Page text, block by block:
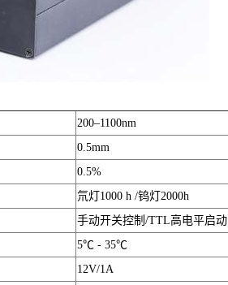
200–1100nm
0.5mm
0.5%
氘灯1000 h /钨灯2000h
手动开关控制/TTL高电平启动
5℃ - 35℃
12V/1A